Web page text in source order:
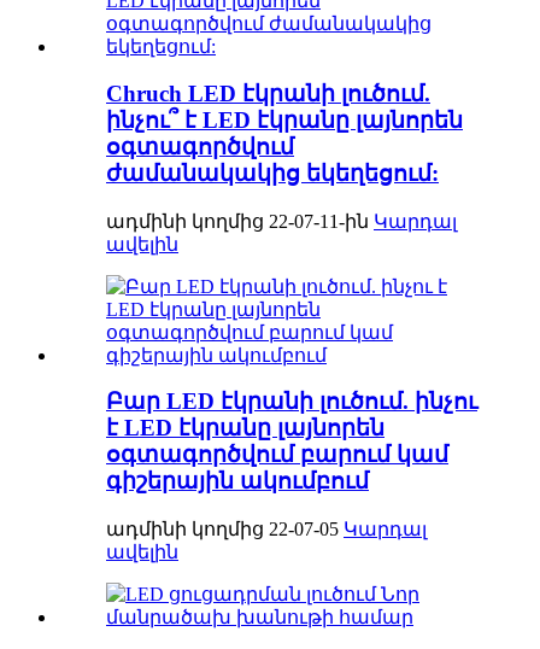
Chruch LED էկրանի լուծում.
ինչու՞ է LED էկրանը լայնորեն
օգտագործվում
ժամանակակից եկեղեցում:
ադմինի կողմից 22-07-11-ին Կարդալ
ավելին
Բար LED էկրանի լուծում. ինչու
է LED էկրանը լայնորեն
օգտագործվում բարում կամ
գիշերային ակումբում
ադմինի կողմից 22-07-05 Կարդալ
ավելին